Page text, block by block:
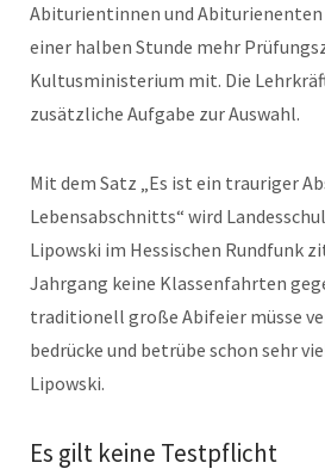
Abiturientinnen und Abiturienenten
einer halben Stunde mehr
Kultusministerium mit. Die
zusätzliche Aufgabe zur Auswahl.
Mit dem Satz „Es ist ein trauriger
Lebensabschnitts“ wird
Lipowski im Hessischen Rundfunk
Jahrgang keine Klassenfahrten
traditionell große Abifeier müsse
bedrücke und betrübe schon sehr
Lipowski.
Es gilt keine Testpflicht